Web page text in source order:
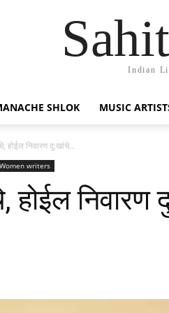
Indian
SHLOK MUSIC
होईल निवारण दु:खांचे…
Women writers
होईल